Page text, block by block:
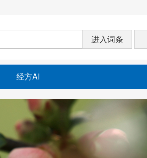
经方AI